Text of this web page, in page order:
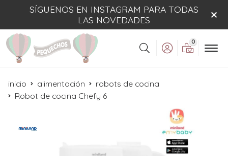
SÍGUENOS EN INSTAGRAM PARA TODAS
LAS NOVEDADES
Buscar
0
inicio alimentación
robots de cocina
Robot de cocina Chefy 6